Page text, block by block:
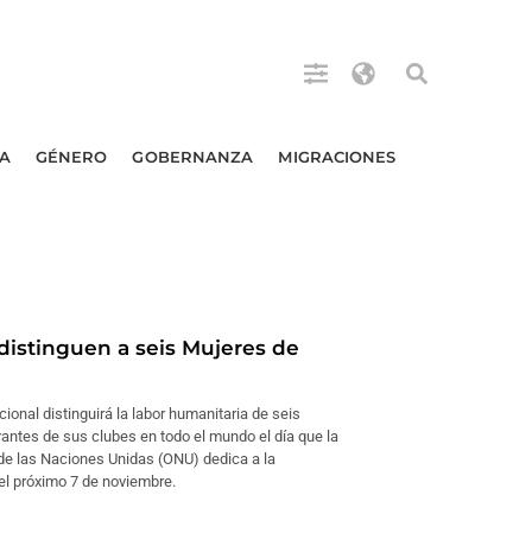
GÉNERO GOBERNANZA MIGRACIONES
a seis Mujeres de
distinguirá la labor humanitaria de seis
de sus clubes en todo el mundo el día que la
las Naciones Unidas (ONU) dedica a la
próximo 7 de noviembre.